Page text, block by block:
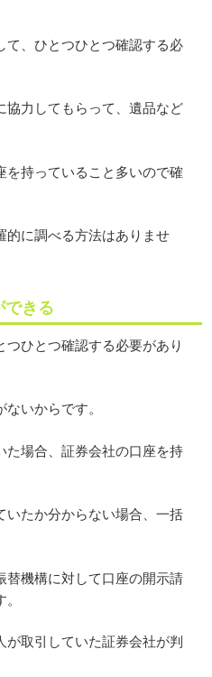
て、ひとつひとつ確認する必
協力してもらって、遺品など
を持っていること多いので確
的に調べる方法はありませ
きる
ひとつ確認する必要があり
いからです。
た場合、証券会社の口座を持
いたか分からない場合、一括
替機構に対して口座の開示請
取引していた証券会社が判